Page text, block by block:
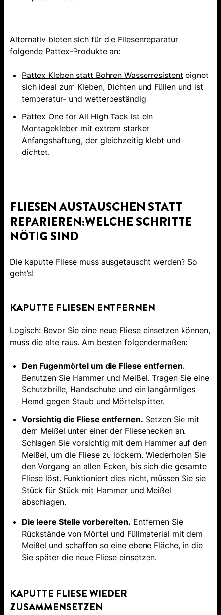
Alternativ bieten sich für die Fliesenreparatur
folgende Pattex-Produkte an:
Pattex Kleben statt Bohren Wasserresistent eignet
sich ideal zum Kleben, Dichten und Füllen und ist
temperatur- und wetterbeständig.
Pattex One for All High Tack ist ein
Montagekleber mit extrem starker
Anfangshaftung, der gleichzeitig klebt und
dichtet.
FLIESEN AUSTAUSCHEN STATT
REPARIEREN:WELCHE SCHRITTE
NÖTIG SIND
Die kaputte Fliese muss ausgetauscht werden? So
geht’s!
KAPUTTE FLIESEN ENTFERNEN
Logisch: Bevor Sie eine neue Fliese einsetzen können,
muss die alte raus. Am besten folgendermaßen:
Den Fugenmörtel um die Fliese entfernen.
Benutzen Sie Hammer und Meißel. Tragen Sie eine
Schutzbrille, Handschuhe und ein langärmliges
Hemd gegen Staub und Mörtelsplitter.
Vorsichtig die Fliese entfernen. Setzen Sie mit
dem Meißel unter einer der Fliesenecken an.
Schlagen Sie vorsichtig mit dem Hammer auf den
Meißel, um die Fliese zu lockern. Wiederholen Sie
den Vorgang an allen Ecken, bis sich die gesamte
Fliese löst. Funktioniert dies nicht, müssen Sie sie
Stück für Stück mit Hammer und Meißel
abschlagen.
Die leere Stelle vorbereiten. Entfernen Sie
Rückstände von Mörtel und Füllmaterial mit dem
Meißel und schaffen so eine ebene Fläche, in die
Sie später die neue Fliese einsetzen.
KAPUTTE FLIESE WIEDER
ZUSAMMENSETZEN